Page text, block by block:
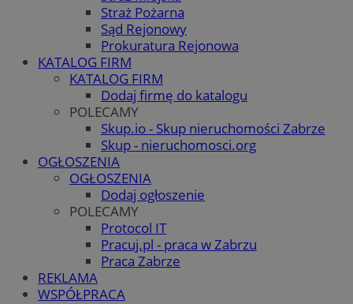
Straż Pożarna
Sąd Rejonowy
Prokuratura Rejonowa
KATALOG FIRM
KATALOG FIRM
Dodaj firmę do katalogu
POLECAMY
Skup.io - Skup nieruchomości Zabrze
Skup - nieruchomosci.org
OGŁOSZENIA
OGŁOSZENIA
Dodaj ogłoszenie
POLECAMY
Protocol IT
Pracuj.pl - praca w Zabrzu
Praca Zabrze
REKLAMA
WSPÓŁPRACA